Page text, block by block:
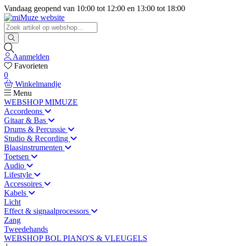
Vandaag geopend van 10:00 tot 12:00 en 13:00 tot 18:00
Aanmelden
Favorieten
0
Winkelmandje
Menu
WEBSHOP MIMUZE
Accordeons
Gitaar & Bas
Drums & Percussie
Studio & Recording
Blaasinstrumenten
Toetsen
Audio
Lifestyle
Accessoires
Kabels
Licht
Effect & signaalprocessors
Zang
Tweedehands
WEBSHOP BOL PIANO'S & VLEUGELS